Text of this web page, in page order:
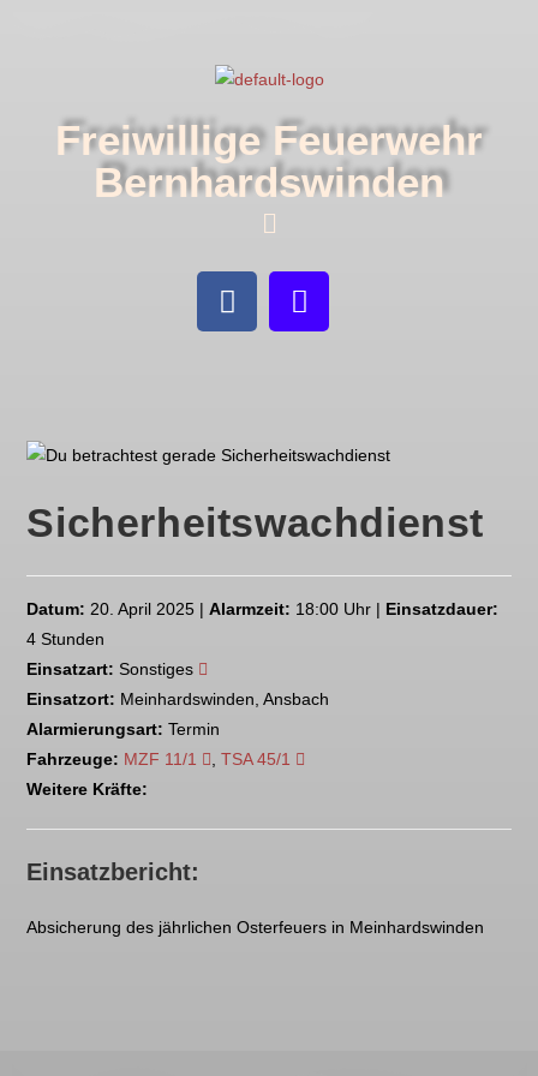
Freiwillige Feuerwehr
Bernhardswinden
Sicherheitswachdienst
Datum: 20. April 2025 |Alarmzeit: 18:00 Uhr | Einsatzdauer:
4 Stunden
Einsatzart: Sonstiges
Einsatzort: Meinhardswinden, Ansbach
Alarmierungsart: Termin
Fahrzeuge: MZF 11/1 ,TSA 45/1
Weitere Kräfte:
Einsatzbericht:
Absicherung des jährlichen Osterfeuers in Meinhardswinden